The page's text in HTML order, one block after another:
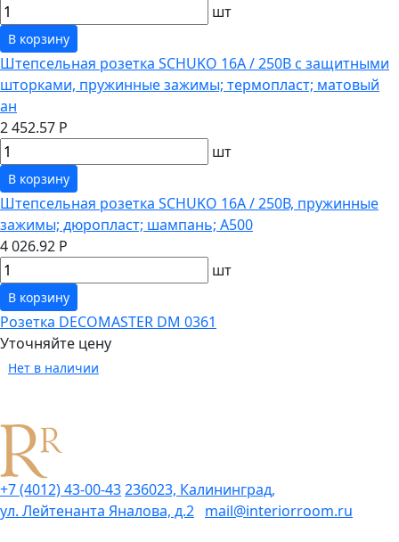
шт
В корзину
Штепсельная розетка SCHUKO 16А / 250В с защитными
шторками, пружинные зажимы; термопласт; матовый
ан
2 452.57 Р
шт
В корзину
Штепсельная розетка SCHUKO 16А / 250В, пружинные
зажимы; дюропласт; шампань; A500
4 026.92 Р
шт
В корзину
Розетка DECOMASTER DM 0361
Уточняйте цену
Нет в наличии
+7 (4012) 43-00-43236023, Калининград,
ул. Лейтенанта Яналова, д.2 mail@interiorroom.ru